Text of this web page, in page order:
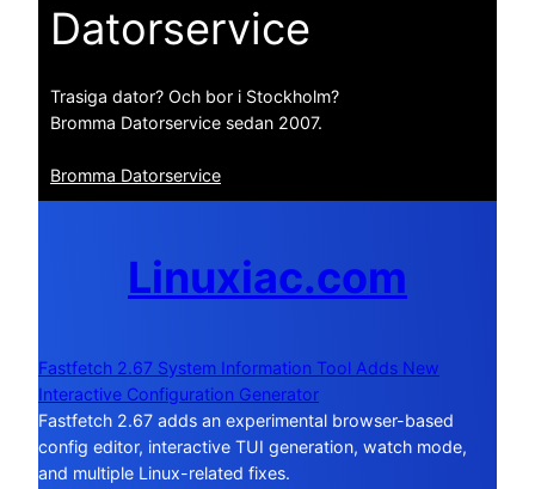
Datorservice
Trasiga dator? Och bor i Stockholm?
Bromma Datorservice sedan 2007.
Bromma Datorservice
Linuxiac.com
Fastfetch 2.67 System Information Tool Adds New
Interactive Configuration Generator
Fastfetch 2.67 adds an experimental browser-based
config editor, interactive TUI generation, watch mode,
and multiple Linux-related fixes.